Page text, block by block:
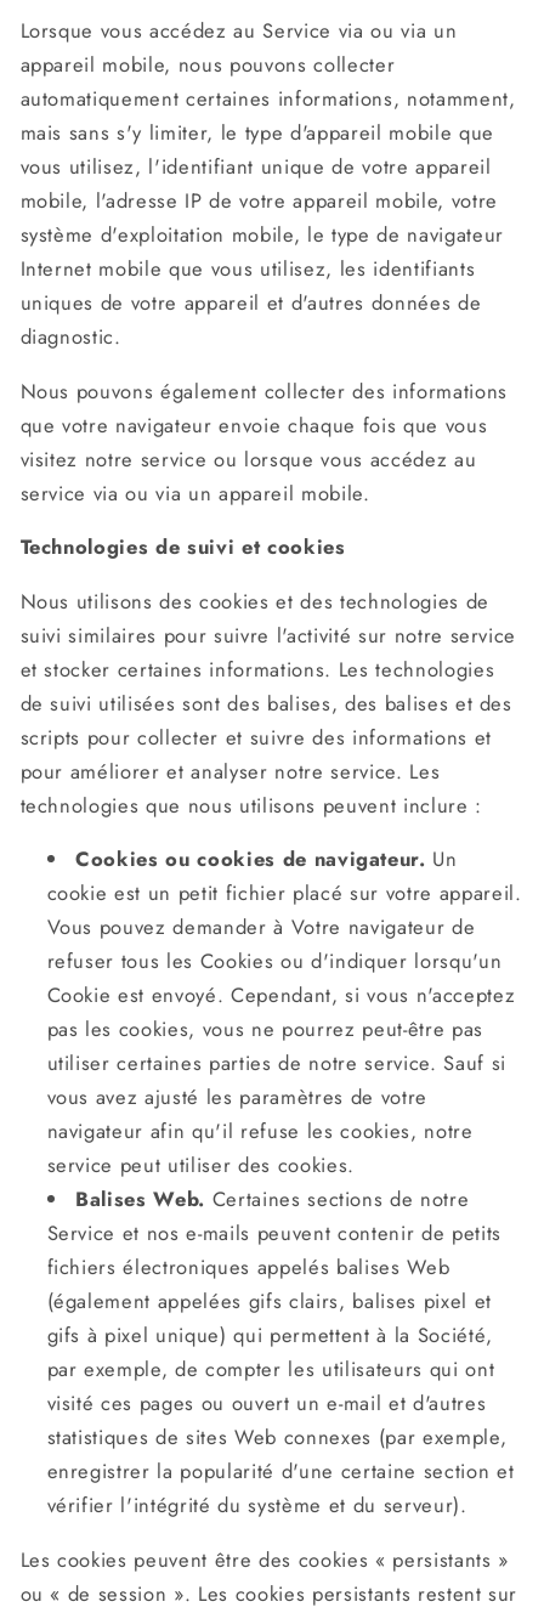
Lorsque vous accédez au Service via ou via un
appareil mobile, nous pouvons collecter
automatiquement certaines informations, notamment,
mais sans s'y limiter, le type d'appareil mobile que
vous utilisez, l'identifiant unique de votre appareil
mobile, l'adresse IP de votre appareil mobile, votre
système d'exploitation mobile, le type de navigateur
Internet mobile que vous utilisez, les identifiants
uniques de votre appareil et d'autres données de
diagnostic.
Nous pouvons également collecter des informations
que votre navigateur envoie chaque fois que vous
visitez notre service ou lorsque vous accédez au
service via ou via un appareil mobile.
Technologies de suivi et cookies
Nous utilisons des cookies et des technologies de
suivi similaires pour suivre l'activité sur notre service
et stocker certaines informations. Les technologies
de suivi utilisées sont des balises, des balises et des
scripts pour collecter et suivre des informations et
pour améliorer et analyser notre service. Les
technologies que nous utilisons peuvent inclure :
Cookies ou cookies de navigateur. Un
cookie est un petit fichier placé sur votre appareil.
Vous pouvez demander à Votre navigateur de
refuser tous les Cookies ou d'indiquer lorsqu'un
Cookie est envoyé. Cependant, si vous n'acceptez
pas les cookies, vous ne pourrez peut-être pas
utiliser certaines parties de notre service. Sauf si
vous avez ajusté les paramètres de votre
navigateur afin qu'il refuse les cookies, notre
service peut utiliser des cookies.
Balises Web. Certaines sections de notre
Service et nos e-mails peuvent contenir de petits
fichiers électroniques appelés balises Web
(également appelées gifs clairs, balises pixel et
gifs à pixel unique) qui permettent à la Société,
par exemple, de compter les utilisateurs qui ont
visité ces pages ou ouvert un e-mail et d'autres
statistiques de sites Web connexes (par exemple,
enregistrer la popularité d'une certaine section et
vérifier l'intégrité du système et du serveur).
Les cookies peuvent être des cookies « persistants »
ou « de session ». Les cookies persistants restent sur